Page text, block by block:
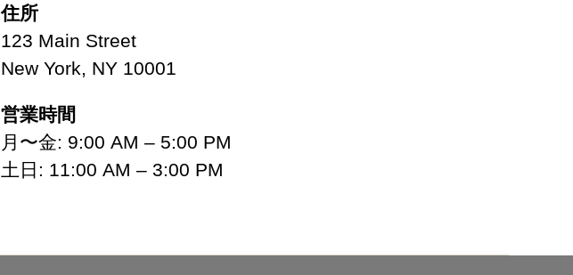
住所
123 Main Street
New York, NY 10001
営業時間
月〜金: 9:00 AM – 5:00 PM
土日: 11:00 AM – 3:00 PM